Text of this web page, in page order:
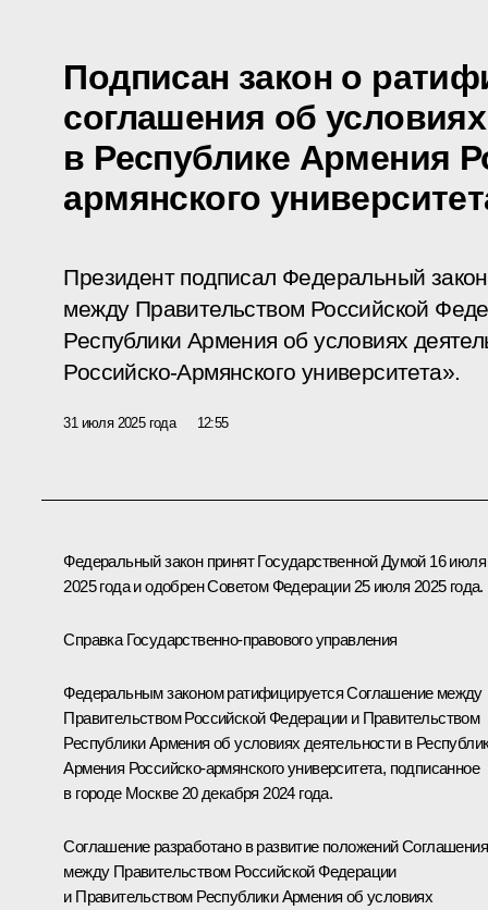
Подписан закон о
соглашения об
в Республике Армения
армянского
Президент подписал Федеральный
между Правительством Российской
Республики Армения об условиях
Российско-Армянского университета».
31 июля 2025 года 12:55
Федеральный закон принят Государственной Думой 16 июля
2025 года и одобрен Советом Федерации 25 июля 2025 года.
Справка Государственно-правового управления
Федеральным законом ратифицируется Соглашение между
Правительством Российской Федерации и Правительством
Республики Армения об условиях деятельности в
Армения Российско-армянского университета, подписанное
в городе Москве 20 декабря 2024 года.
Соглашение разработано в развитие положений Соглашения
между Правительством Российской Федерации
и Правительством Республики Армения об условиях